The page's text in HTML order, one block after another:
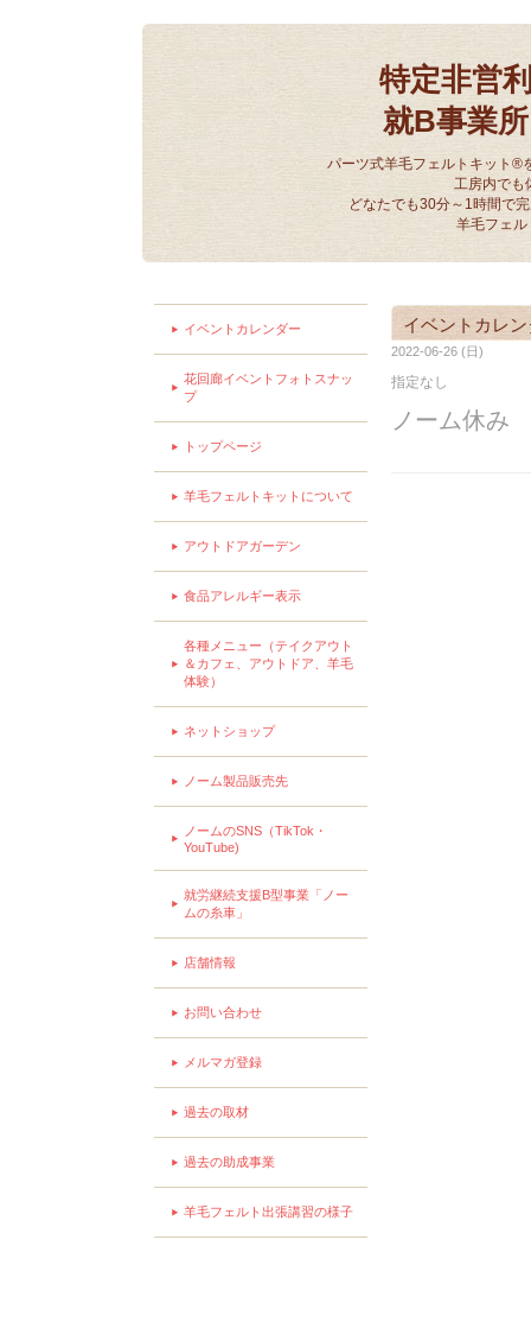
特定非営
就B事業
パーツ式羊毛フェルトキット®
工房内でも
どなたでも30分～1時間で
羊毛フェ
イベントカレ
2022-06-26 (日)
指定なし
ノーム休み
イベントカレンダー
花回廊イベントフォトスナッ
プ
トップページ
羊毛フェルトキットについて
アウトドアガーデン
食品アレルギー表示
各種メニュー（テイクアウト
＆カフェ、アウトドア、羊毛
体験）
ネットショップ
ノーム製品販売先
ノームのSNS（TikTok・
YouTube)
就労継続支援B型事業「ノー
ムの糸車」
店舗情報
お問い合わせ
メルマガ登録
過去の取材
過去の助成事業
羊毛フェルト出張講習の様子